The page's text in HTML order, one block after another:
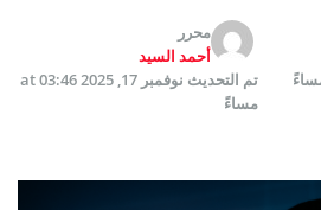
محرر
أحمد السيد
تم التحديث
نوفمبر 17, 2025 at 03:46
مساءً